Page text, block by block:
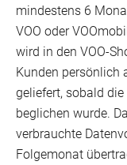
mindestens 6
VOO oder
wird in den VOO-
Kunden persönlich
geliefert, sobald
beglichen wurde.
verbrauchte
Folgemonat